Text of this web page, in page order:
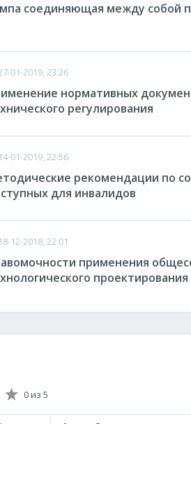
соединяющая между собой
01-2019, 23:26
нормативных
регулирования
14-01-2019, 22:56
рекомендации по
для инвалидов
18-12-2018, 22:01
применения
проектирования
0из 5